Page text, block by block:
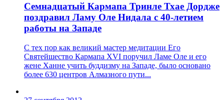
Семнадцатый Кармапа Тринле Тхае Дордже
поздравил Ламу Оле Нидала с 40-летием
работы на Западе
С тех пор как великий мастер медитации Его
Святейшество Кармапа XVI поручил Ламе Оле и его
жене Ханне учить буддизму на Западе, было основано
более 630 центров Алмазного пути...